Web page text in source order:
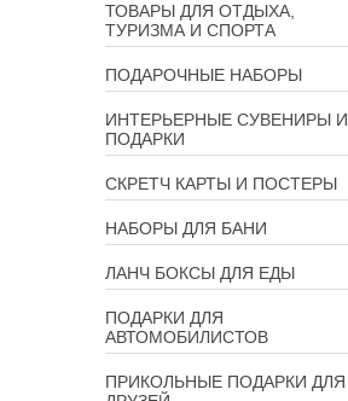
ТОВАРЫ ДЛЯ ОТДЫХА,
ТУРИЗМА И СПОРТА
ПОДАРОЧНЫЕ НАБОРЫ
ИНТЕРЬЕРНЫЕ СУВЕНИРЫ И
ПОДАРКИ
СКРЕТЧ КАРТЫ И ПОСТЕРЫ
НАБОРЫ ДЛЯ БАНИ
ЛАНЧ БОКСЫ ДЛЯ ЕДЫ
ПОДАРКИ ДЛЯ
АВТОМОБИЛИСТОВ
ПРИКОЛЬНЫЕ ПОДАРКИ ДЛЯ